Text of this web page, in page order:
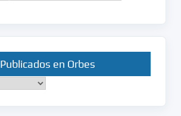
Publicados en Orbes